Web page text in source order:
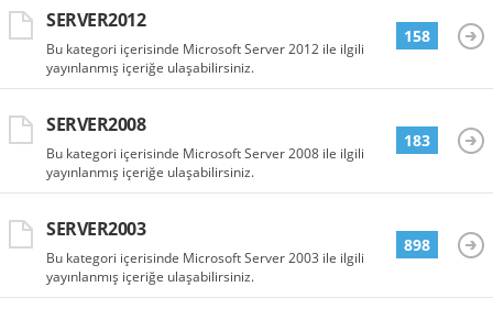
SERVER2012
Bu kategori içerisinde Microsoft Server 2012 ile ilgili
yayınlanmış içeriğe ulaşabilirsiniz.
158
SERVER2008
Bu kategori içerisinde Microsoft Server 2008 ile ilgili
yayınlanmış içeriğe ulaşabilirsiniz.
183
SERVER2003
Bu kategori içerisinde Microsoft Server 2003 ile ilgili
yayınlanmış içeriğe ulaşabilirsiniz.
898